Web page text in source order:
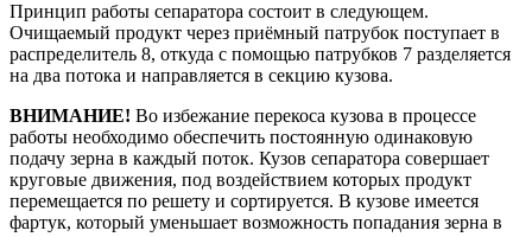
Принцип работы сепаратора состоит в следующем.
Очищаемый продукт через приёмный патрубок поступает в
распределитель 8, откуда с помощью патрубков 7 разделяется
на два потока и направляется в секцию кузова.
ВНИМАНИЕ! Во избежание перекоса кузова в процессе
работы необходимо обеспечить постоянную одинаковую
подачу зерна в каждый поток. Кузов сепаратора совершает
круговые движения, под воздействием которых продукт
перемещается по решету и сортируется. В кузове имеется
фартук, который уменьшает возможность попадания зерна в